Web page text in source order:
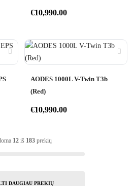
€10,990.00
AODES 1000L V-Twin T3b
(Red)
€10,990.00
12 iš 183 prekių
DAUGIAU PREKIŲ